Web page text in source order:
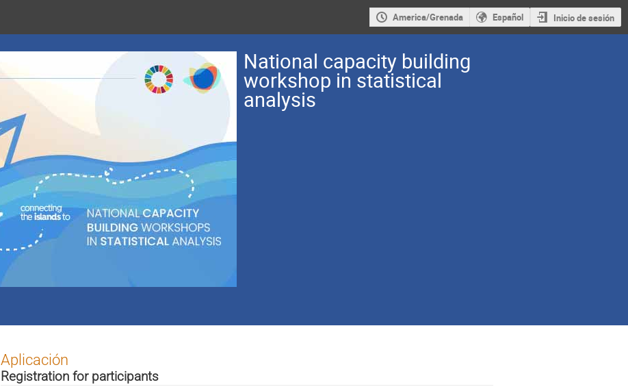
America/Grenada Español Inicio de sesión
National capacity building
workshop in statistical
analysis
Aplicación
Registration for participants